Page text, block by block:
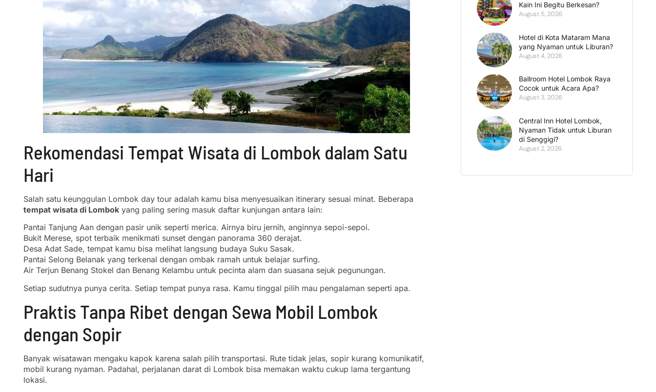
Rekomendasi Tempat Wisata di Lombok dalam Satu
Hari
Salah satu keunggulan Lombok day tour adalah kamu bisa menyesuaikan itinerary sesuai minat. Beberapa
tempat wisata di Lombok yang paling sering masuk daftar kunjungan antara lain:
Pantai Tanjung Aan dengan pasir unik seperti merica. Airnya biru jernih, anginnya sepoi-sepoi.
Bukit Merese, spot terbaik menikmati sunset dengan panorama 360 derajat.
Desa Adat Sade, tempat kamu bisa melihat langsung budaya Suku Sasak.
Pantai Selong Belanak yang terkenal dengan ombak ramah untuk belajar surfing.
Air Terjun Benang Stokel dan Benang Kelambu untuk pecinta alam dan suasana sejuk pegunungan.
Setiap sudutnya punya cerita. Setiap tempat punya rasa. Kamu tinggal pilih mau pengalaman seperti apa.
Praktis Tanpa Ribet dengan Sewa Mobil Lombok
dengan Sopir
Banyak wisatawan mengaku kapok karena salah pilih transportasi. Rute tidak jelas, sopir kurang komunikatif,
mobil kurang nyaman. Padahal, perjalanan darat di Lombok bisa memakan waktu cukup lama tergantung
lokasi.
Kain Ini Begitu Berkesan?
August 5, 2026
Hotel di Kota Mataram Mana
yang Nyaman untuk Liburan?
August 4, 2026
Ballroom Hotel Lombok Raya
Cocok untuk Acara Apa?
August 3, 2026
Central Inn Hotel Lombok,
Nyaman Tidak untuk Liburan
di Senggigi?
August 2, 2026